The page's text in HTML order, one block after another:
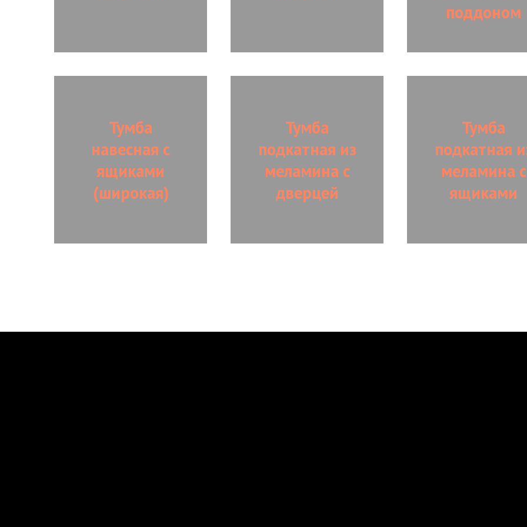
поддоном
Тумба
навесная с
ящиками
(широкая)
Тумба
подкатная из
меламина с
дверцей
Тумба
подкатная
меламина с
ящиками